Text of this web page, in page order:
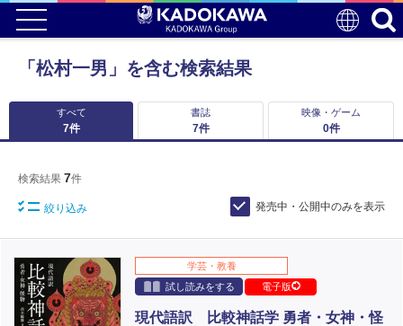
「松村一男」を含む検索結果
すべて
7件
書誌
7件
映像・ゲーム
0件
検索結果 7件
絞り込み 発売中・公開中のみを表示
学芸・教養
試し読みをする
電子版
現代語訳 比較神話学 勇者・女神・怪